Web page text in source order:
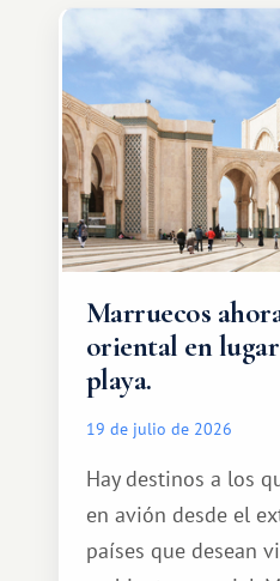
Marruecos
oriental en
playa.
19 de julio de 2026
Hay destinos a los
en avión desde el
países que desean